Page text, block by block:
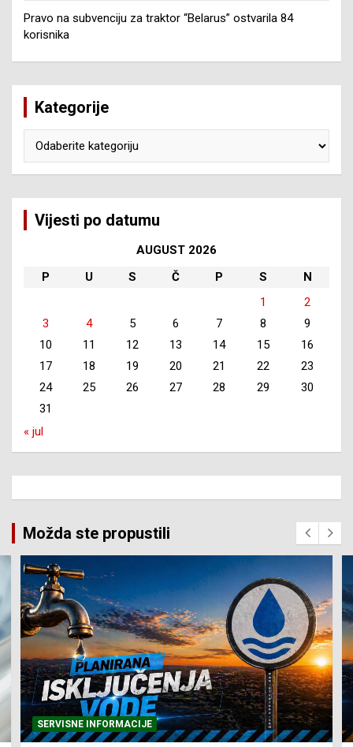
Pravo na subvenciju za traktor “Belarus” ostvarila 84
korisnika
Kategorije
Vijesti po datumu
AUGUST 2026
P
U S Č P S
N
1
2
3
4 5 6 7 8
9
10
11 12 13 14 15
16
17
18 19 20 21 22
23
24
25 26 27 28 29
30
31
« jul
Možda ste propustili
SERVISNE INFORMACIJE